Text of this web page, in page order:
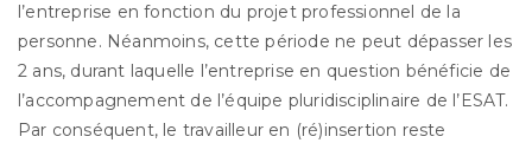
l’entreprise en fonction du projet professionnel de la
personne. Néanmoins, cette période ne peut dépasser les
2 ans, durant laquelle l’entreprise en question bénéficie de
l’accompagnement de l’équipe pluridisciplinaire de l’ESAT.
Par conséquent, le travailleur en (ré)insertion reste